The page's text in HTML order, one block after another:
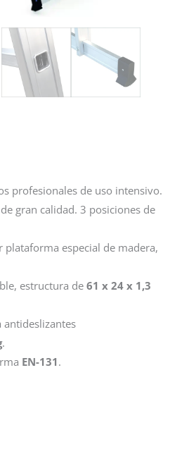
profesionales de uso intensivo.
gran calidad. 3 posiciones de
especial de madera,
estructura de 61 x 24 x 1,3
antideslizantes
.
EN-131.